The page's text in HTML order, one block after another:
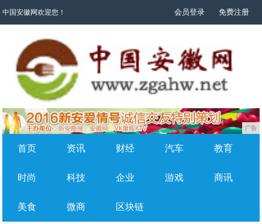
中国安徽网欢迎您！ 会员登录 免费注册
广告
首页 资讯 财经 汽车 教育
时尚 科技 企业 游戏 商讯
美食 微商 区块链